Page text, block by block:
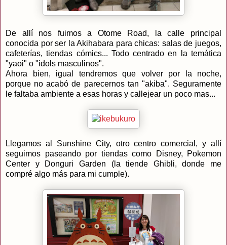
De allí nos fuimos a Otome Road, la calle principal
conocida por ser la Akihabara para chicas: salas de juegos,
cafeterías, tiendas cómics... Todo centrado en la temática
"yaoi" o "idols masculinos".
Ahora bien, igual tendremos que volver por la noche,
porque no acabó de parecernos tan "akiba". Seguramente
le faltaba ambiente a esas horas y callejear un poco mas...
Llegamos al Sunshine City, otro centro comercial, y allí
seguimos paseando por tiendas como Disney, Pokemon
Center y Donguri Garden (la tiende Ghibli, donde me
compré algo más para mi cumple).